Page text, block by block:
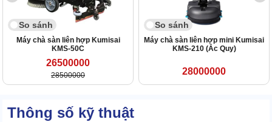
So sánh
Máy chà sàn liên hợp Kumisai
KMS-50C
26500000
28500000
So sánh
Máy chà sàn liên hợp mini Kumisai
KMS-210 (Ắc Quy)
28000000
Thông số kỹ thuật